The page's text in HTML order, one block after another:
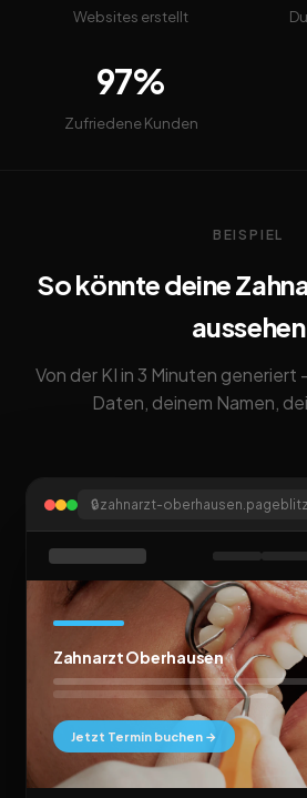
Websites erstellt
97%
Zufriedene Kunden
BEISPIEL
So könnte deine
aussehen
Von der KI in 3 Minuten generiert
Daten, deinem Namen,
🔒zahnarzt-
Zahnarzt Oberhausen
Jetzt Termin buchen →